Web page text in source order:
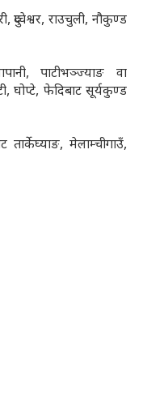
दुप्चेश्वर, राउचुली, नौकुण्ड
पाटीभञ्ज्याङ वा
घोप्टे, फेदिबाट सूर्यकुण्ड
मेलाम्चीगाउँ,